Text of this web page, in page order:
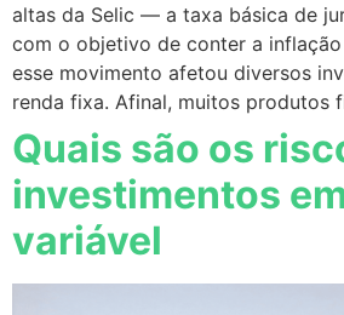
altas da Selic — a taxa básica de
com o objetivo de conter a
esse movimento afetou diversos
renda fixa. Afinal, muitos produtos
Quais são os
investimentos
variável